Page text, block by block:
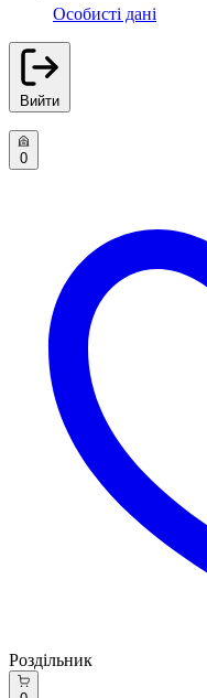
Особисті дані
Вийти
0
Роздільник